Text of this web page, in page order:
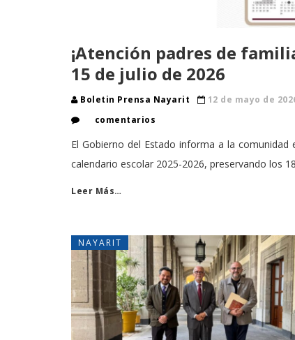
¡Atención padres de
15 de julio de 2026
Boletin Prensa Nayarit 12 de mayo de
comentarios
El Gobierno del Estado informa a la
calendario escolar 2025-2026, preservando los
Leer Más…
NAYARIT